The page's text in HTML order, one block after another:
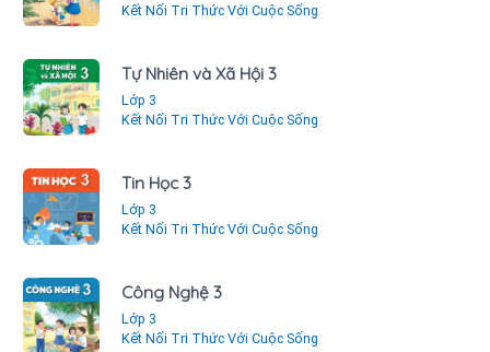
Kết Nối Tri Thức Với Cuộc Sống
Tự Nhiên và Xã Hội 3
Lớp 3
Kết Nối Tri Thức Với Cuộc Sống
Tin Học 3
Lớp 3
Kết Nối Tri Thức Với Cuộc Sống
Công Nghệ 3
Lớp 3
Kết Nối Tri Thức Với Cuộc Sống